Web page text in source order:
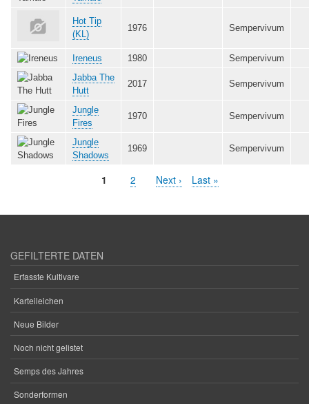
Hot Tip
(KL)
1976 Sempervivum
Ireneus 1980
Sempervivum
Jabba The
Hutt
2017 Sempervivum
Jungle
Fires
1970 Sempervivum
Jungle
Shadows
1969 Sempervivum
Aktuelle
1 Seite
2
Nächste
Next ›
Letzte
Last »
GEFILTERTE DATEN
Erfasste Kultivare
Karteileichen
Neue Bilder
Noch nicht gelistet
Semps des Jahres
Sonderformen